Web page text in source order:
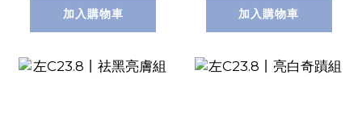
加入購物車 加入購物車